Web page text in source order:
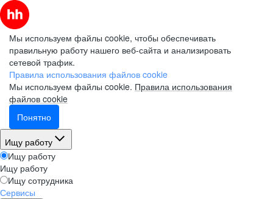
Мы используем файлы cookie, чтобы обеспечивать
правильную работу нашего веб-сайта и анализировать
сетевой трафик.
Правила использования файлов cookie
Мы используем файлы cookie. Правила использования
файлов cookie
Понятно
Ищу работу
Ищу работу
Ищу работу
Ищу сотрудника
Сервисы